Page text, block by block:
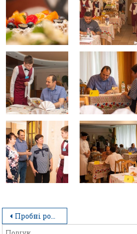
Пробні роботи кондитерів